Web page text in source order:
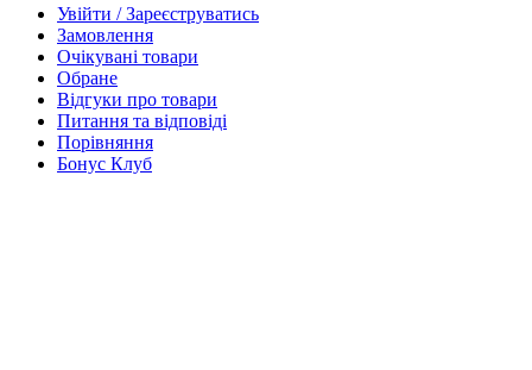
Увійти / Зареєструватись
Замовлення
Очікувані товари
Обране
Відгуки про товари
Питання та відповіді
Порівняння
Бонус Клуб